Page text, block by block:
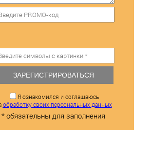
ЗАРЕГИСТРИРОВАТЬСЯ
Я ознакомился и соглашаюсь
обработку своих персональных данных
* обязательны для заполнения